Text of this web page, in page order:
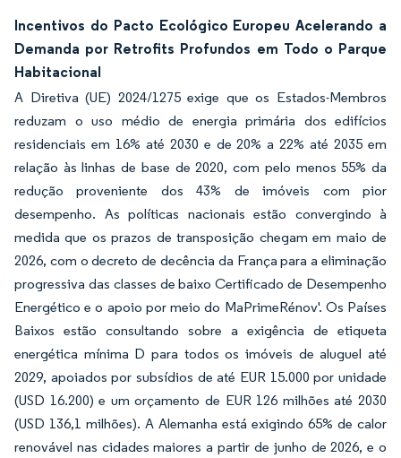
Incentivos do Pacto Ecológico Europeu Acelerando a
Demanda por Retrofits Profundos em Todo o Parque
Habitacional
A Diretiva (UE) 2024/1275 exige que os Estados-Membros
reduzam o uso médio de energia primária dos edifícios
residenciais em 16% até 2030 e de 20% a 22% até 2035 em
relação às linhas de base de 2020, com pelo menos 55% da
redução proveniente dos 43% de imóveis com pior
desempenho. As políticas nacionais estão convergindo à
medida que os prazos de transposição chegam em maio de
2026, com o decreto de decência da França para a eliminação
progressiva das classes de baixo Certificado de Desempenho
Energético e o apoio por meio do MaPrimeRénov'. Os Países
Baixos estão consultando sobre a exigência de etiqueta
energética mínima D para todos os imóveis de aluguel até
2029, apoiados por subsídios de até EUR 15.000 por unidade
(USD 16.200) e um orçamento de EUR 126 milhões até 2030
(USD 136,1 milhões). A Alemanha está exigindo 65% de calor
renovável nas cidades maiores a partir de junho de 2026, e o